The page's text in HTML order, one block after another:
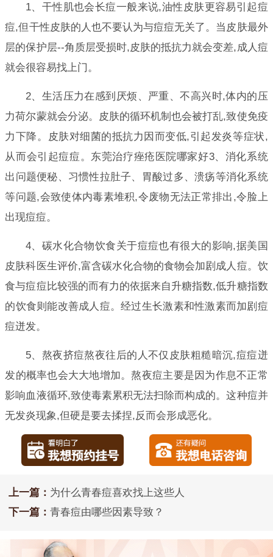
1、干性肌也会长痘一般来说,油性皮肤更容易引起痘
痘,但干性皮肤的人也不要认为与痘痘无关了。当皮肤最外
层的保护层--角质层受损时,皮肤的抵抗力就会变差,成人痘
就会很容易找上门。
2、生活压力在感到厌烦、严重、不高兴时,体内的压
力荷尔蒙就会分泌。皮肤的循环机制也会被打乱,致使免疫
力下降。皮肤对细菌的抵抗力因而变低,引起发炎等症状,
从而会引起痘痘。东莞治疗痤疮医院哪家好3、消化系统
出问题便秘、习惯性拉肚子、胃酸过多、溃疡等消化系统
等问题,会致使体内毒素堆积,令废物无法正常排出,令脸上
出现痘痘。
4、碳水化合物饮食关于痘痘也有很大的影响,据美国
皮肤科医生评价,富含碳水化合物的食物会加剧成人痘。饮
食与痘痘比较强的而有力的依据来自升糖指数,低升糖指数
的饮食则能改善成人痘。经过生长激素和性激素而加剧痘
痘迸发。
5、熬夜挤痘熬夜往后的人不仅皮肤粗糙暗沉,痘痘迸
发的概率也会大大地增加。熬夜痘主要是因为作息不正常
影响血液循环,致使毒素累积无法扫除而构成的。这种痘并
无发炎现象,但硬是要去揉捏,反而会形成恶化。
上一篇： 为什么青春痘喜欢找上这些人
下一篇： 青春痘由哪些因素导致？